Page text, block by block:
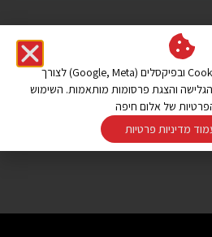
אתר זה עושה שימוש בקובצי Cookies ובפיקסלים (Google, Meta) לצורך
הגלישה והצגת פרסומות מותאמות. השימוש
של אלום חיפה
מדיניות פרטיות